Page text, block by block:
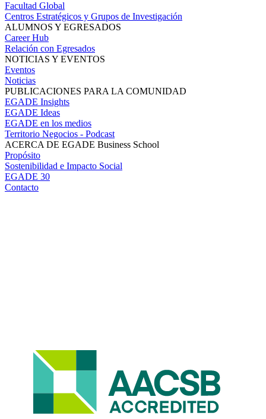
Facultad Global
Centros Estratégicos y Grupos de Investigación
ALUMNOS Y EGRESADOS
Career Hub
Relación con Egresados
NOTICIAS Y EVENTOS
Eventos
Noticias
PUBLICACIONES PARA LA COMUNIDAD
EGADE Insights
EGADE Ideas
EGADE en los medios
Territorio Negocios - Podcast
ACERCA DE EGADE Business School
Propósito
Sostenibilidad e Impacto Social
EGADE 30
Contacto